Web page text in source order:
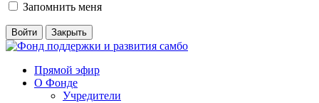
Запомнить меня
Прямой эфир
О Фонде
Учредители